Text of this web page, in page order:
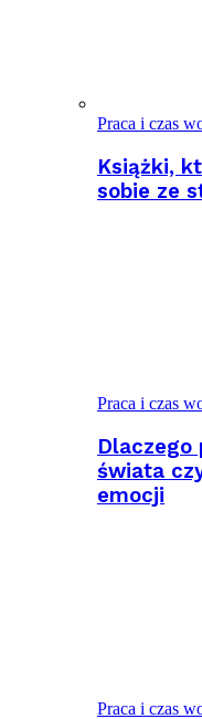
Praca i czas
Książki,
sobie ze
Praca i czas
Dlaczego
świata
emocji
Praca i czas